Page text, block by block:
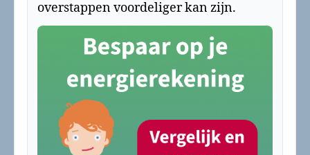
overstappen voordeliger kan zijn.